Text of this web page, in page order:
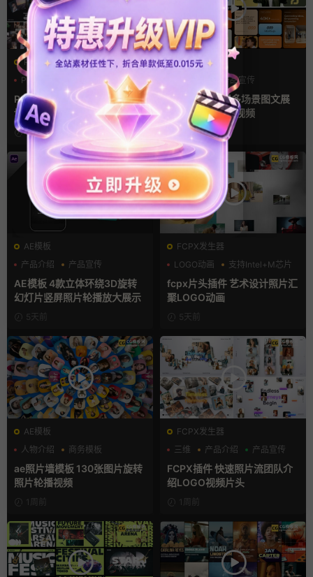
PR基本图形mogrt
PR基本图形
企业宣传模板
幻灯片
Pr视频模板 10款3D空间多屏
切换开场相册视频展示照片墙
pr模板
17小时前
AE模板
产品介绍
产品宣传
产品展示
AE模板 横竖屏多场景图文展
示排版产品宣传视频
4天前
AE模板
产品介绍
产品宣传
产品展示
AE模板 4款立体环绕3D旋转
幻灯片竖屏照片轮播放大展示
5天前
FCPX发生器
LOGO动画
支持Intel+M芯片
汇聚
fcpx片头插件 艺术设计照片汇
聚LOGO动画
5天前
AE模板
人物介绍
商务模板
幻灯片
ae照片墙模板 130张图片旋转
照片轮播视频
1周前
FCPX发生器
三维
产品介绍 产品宣传
FCPX插件 快速照片流团队介
绍LOGO视频片头
1周前